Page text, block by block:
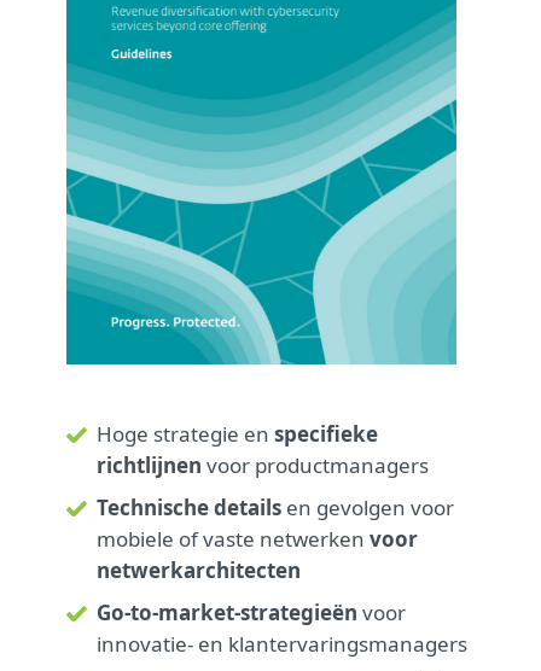
Hoge strategie en specifieke
richtlijnen voor productmanagers
Technische details en gevolgen voor
mobiele of vaste netwerken voor
netwerkarchitecten
Go-to-market-strategieën voor
innovatie- en klantervaringsmanagers